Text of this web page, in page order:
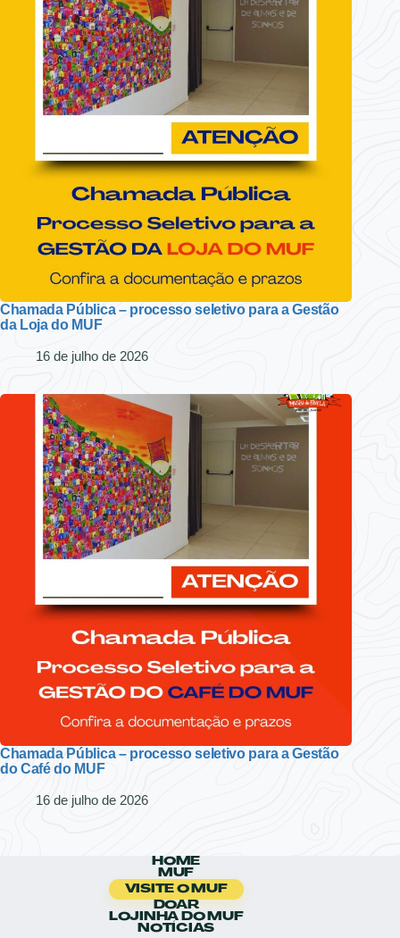
Chamada Pública – processo seletivo para a Gestão
da Loja do MUF
16 de julho de 2026
Chamada Pública – processo seletivo para a Gestão
do Café do MUF
16 de julho de 2026
HOME
MUF
VISITE O MUF
DOAR
LOJINHA DO MUF
NOTÍCIAS